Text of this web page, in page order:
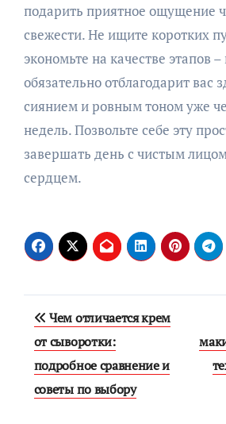
подарить приятное ощущение
свежести. Не ищите коротких
экономьте на качестве этапов –
обязательно отблагодарит вас
сиянием и ровным тоном уже
недель. Позвольте себе эту
завершать день с чистым
сердцем.
Навигация
по
записям
Чем отличается крем
от сыворотки:
подробное сравнение и
советы по выбору